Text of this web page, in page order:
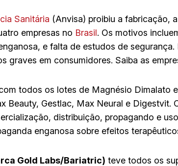
Sanitária (Anvisa) proibiu a fabricação,
empresas no Brasil. Os motivos
e falta de estudos de segurança.
graves em consumidores. Saiba as
todos os lotes de Magnésio Dimalato
Beauty, Gestlac, Max Neural e Digestvit.
distribuição, propagando e
enganosa sobre efeitos
Gold Labs/Bariatric) teve todos os